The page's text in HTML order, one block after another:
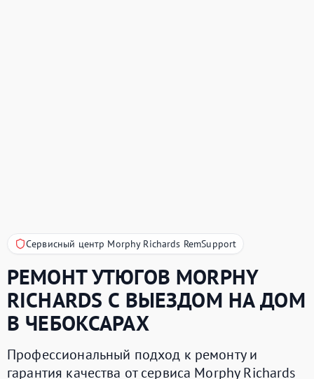
Сервисный центр Morphy Richards RemSupport
РЕМОНТ УТЮГОВ MORPHY
RICHARDS С ВЫЕЗДОМ НА ДОМ
В ЧЕБОКСАРАХ
Профессиональный подход к ремонту и
гарантия качества от сервиса Morphy Richards